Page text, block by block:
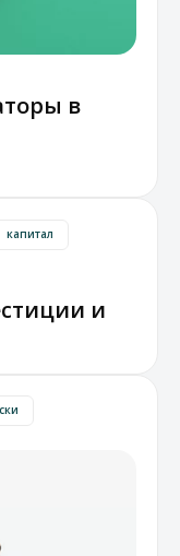
в
капитал
и